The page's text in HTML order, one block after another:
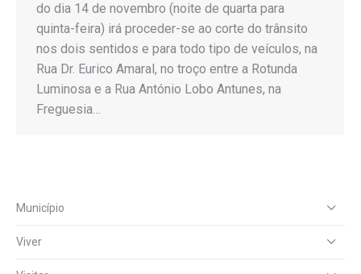
do dia 14 de novembro (noite de quarta para
quinta-feira) irá proceder-se ao corte do trânsito
nos dois sentidos e para todo tipo de veículos, na
Rua Dr. Eurico Amaral, no troço entre a Rotunda
Luminosa e a Rua António Lobo Antunes, na
Freguesia…
Município
Viver